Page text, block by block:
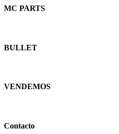
MC PARTS
BULLET
VENDEMOS
Contacto